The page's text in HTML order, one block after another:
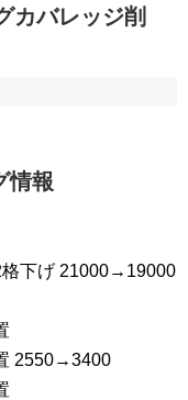
カバレッジ削
情報
下げ 21000→19000
2550→3400